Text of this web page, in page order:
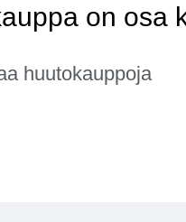
on osa
huutokauppoja